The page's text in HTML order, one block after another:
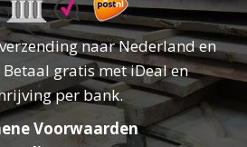
naar Nederland en
Betaal gratis met iDeal en
per bank.
Voorwaarden